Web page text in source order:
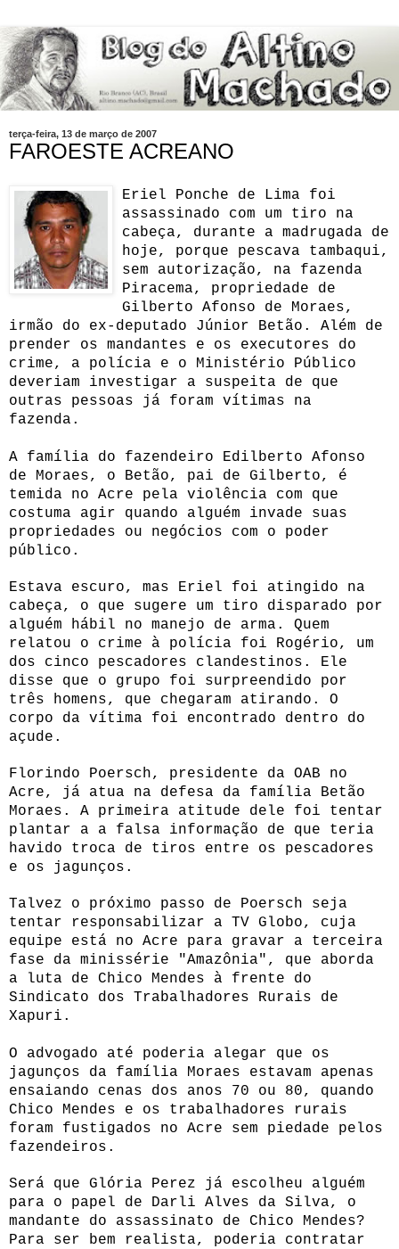
terça-feira, 13 de março de 2007
FAROESTE ACREANO
Eriel Ponche de Lima foi
assassinado com um tiro na
cabeça, durante a madrugada de
hoje, porque pescava tambaqui,
sem autorização, na fazenda
Piracema, propriedade de
Gilberto Afonso de Moraes,
irmão do ex-deputado Júnior Betão.
Além de
prender os mandantes e os executores do
crime, a polícia e o Ministério Público
deveriam investigar a suspeita de que
outras pessoas já foram vítimas na
fazenda.
A família do fazendeiro Edilberto Afonso
de Moraes, o Betão, pai de Gilberto, é
temida no Acre pela violência com que
costuma agir quando alguém invade suas
propriedades ou negócios com o poder
público.
Estava escuro, mas Eriel foi atingido na
cabeça, o que sugere um tiro disparado por
alguém hábil no manejo de arma. Quem
relatou o crime à polícia foi Rogério, um
dos cinco pescadores clandestinos. Ele
disse que o grupo foi surpreendido por
três homens, que chegaram atirando. O
corpo da vítima foi encontrado dentro do
açude.
Florindo Poersch, presidente da OAB no
Acre, já atua na defesa da família Betão
Moraes. A primeira atitude dele foi tentar
plantar a a falsa informação de que teria
havido troca de tiros entre os pescadores
e os jagunços.
Talvez o próximo passo de Poersch seja
tentar responsabilizar a TV Globo, cuja
equipe está no Acre para gravar a terceira
fase da minissérie "Amazônia", que aborda
a luta de Chico Mendes à frente do
Sindicato dos Trabalhadores Rurais de
Xapuri.
O advogado até poderia alegar que os
jagunços da família Moraes estavam apenas
ensaiando cenas dos anos 70 ou 80, quando
Chico Mendes e os trabalhadores rurais
foram fustigados no Acre sem piedade pelos
fazendeiros.
Será que Glória Perez já escolheu alguém
para o papel de Darli Alves da Silva, o
mandante do assassinato de Chico Mendes?
Para ser bem realista, poderia contratar